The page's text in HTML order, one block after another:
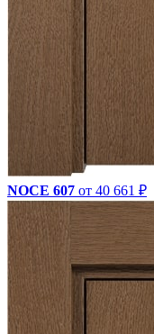
NOCE 607 от 40 661 ₽